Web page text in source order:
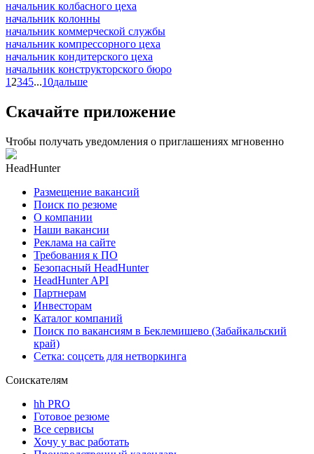
начальник колбасного цеха
начальник колонны
начальник коммерческой службы
начальник компрессорного цеха
начальник кондитерского цеха
начальник конструкторского бюро
1 2345...10дальше
Скачайте приложение
Чтобы получать уведомления о приглашениях мгновенно
HeadHunter
Размещение вакансий
Поиск по резюме
О компании
Наши вакансии
Реклама на сайте
Требования к ПО
Безопасный HeadHunter
HeadHunter API
Партнерам
Инвесторам
Каталог компаний
Поиск по вакансиям в Беклемишево (Забайкальский
край)
Сетка: соцсеть для нетворкинга
Соискателям
hh PRO
Готовое резюме
Все сервисы
Хочу у вас работать